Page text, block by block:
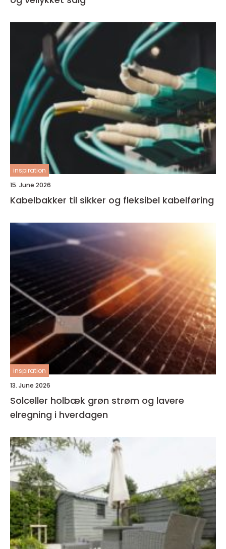
inspiration
15. June 2026
Kabelbakker til sikker og fleksibel kabelføring
inspiration
13. June 2026
Solceller holbæk grøn strøm og lavere
elregning i hverdagen